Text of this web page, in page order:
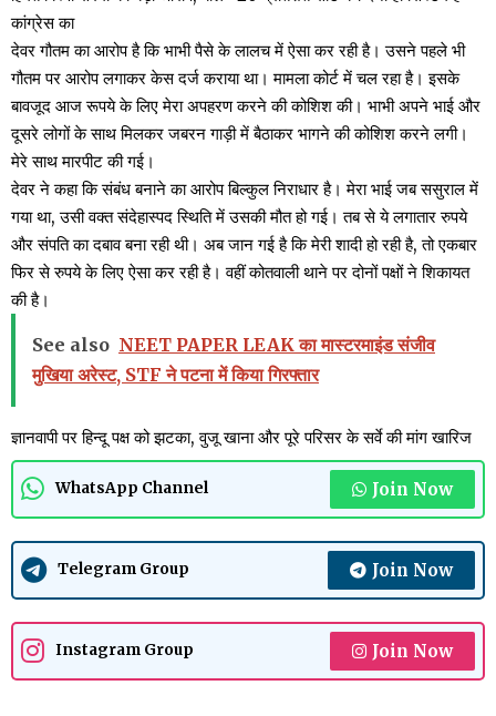
कांग्रेस का
देवर गौतम का आरोप है कि भाभी पैसे के लालच में ऐसा कर रही है। उसने पहले भी
गौतम पर आरोप लगाकर केस दर्ज कराया था। मामला कोर्ट में चल रहा है। इसके
बावजूद आज रूपये के लिए मेरा अपहरण करने की कोशिश की। भाभी अपने भाई और
दूसरे लोगों के साथ मिलकर जबरन गाड़ी में बैठाकर भागने की कोशिश करने लगी।
मेरे साथ मारपीट की गई।
देवर ने कहा कि संबंध बनाने का आरोप बिल्कुल निराधार है। मेरा भाई जब ससुराल में
गया था, उसी वक्त संदेहास्पद स्थिति में उसकी मौत हो गई। तब से ये लगातार रुपये
और संपति का दबाव बना रही थी। अब जान गई है कि मेरी शादी हो रही है, तो एकबार
फिर से रुपये के लिए ऐसा कर रही है। वहीं कोतवाली थाने पर दोनों पक्षों ने शिकायत
की है।
See also NEET PAPER LEAK का मास्टरमाइंड संजीव
मुखिया अरेस्ट, STF ने पटना में किया गिरफ्तार
ज्ञानवापी पर हिन्दू पक्ष को झटका, वुजू खाना और पूरे परिसर के सर्वे की मांग खारिज
WhatsApp Channel Join Now
Telegram Group Join Now
Instagram Group Join Now